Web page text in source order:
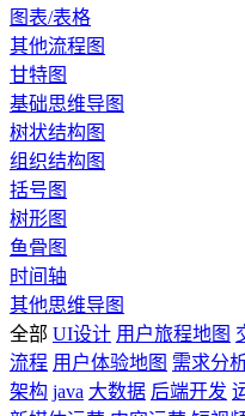
图表/表格
其他流程图
甘特图
基础思维导图
树状结构图
组织结构图
括号图
树形图
鱼骨图
时间轴
其他思维导图
全部 UI设计 用户旅程地图
流程 用户体验地图 需求分
架构 java 大数据 后端开发